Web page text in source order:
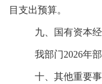
目支出预算。
九、国有资本
我部门2026年
十、其他重要